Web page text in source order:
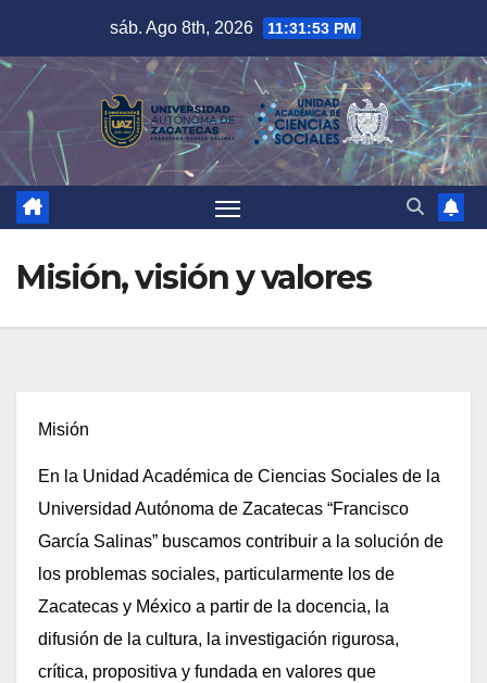
contenido
sáb. Ago 8th, 2026 11:31:54 PM
Misión, visión y valores
Misión
En la Unidad Académica de Ciencias Sociales de la
Universidad Autónoma de Zacatecas “Francisco
García Salinas” buscamos contribuir a la solución de
los problemas sociales, particularmente los de
Zacatecas y México a partir de la docencia, la
difusión de la cultura, la investigación rigurosa,
crítica, propositiva y fundada en valores que